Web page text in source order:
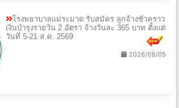
โรงพยาบาลแม่ระมาด รับสมัคร ลูกจ้างชั่วคราว
เงินบำรุงรายวัน 2 อัตรา จ้างวันละ 365 บาท ตั้งแต่
วันที่ 5-21 ส.ค. 2569
2026/08/05